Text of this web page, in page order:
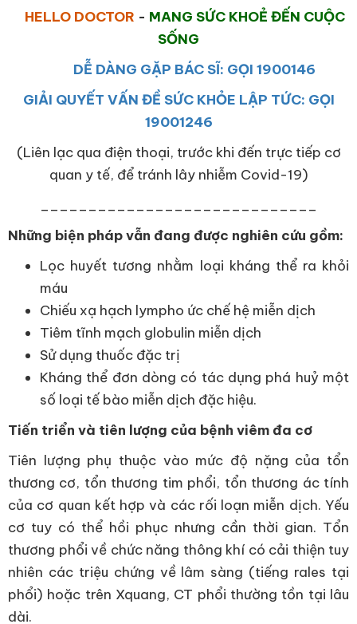
HELLO DOCTOR - MANG SỨC KHOẺ ĐẾN CUỘC
SỐNG
DỄ DÀNG GẶP BÁC SĨ: GỌI 1900146
GIẢI QUYẾT VẤN ĐỀ SỨC KHỎE LẬP TỨC: GỌI
19001246
(Liên lạc qua điện thoại, trước khi đến trực tiếp cơ
quan y tế, để tránh lây nhiễm Covid-19)
Những biện pháp vẫn đang được nghiên cứu gồm:
Lọc huyết tương nhằm loại kháng thể ra khỏi
máu
Chiếu xạ hạch lympho ức chế hệ miễn dịch
Tiêm tĩnh mạch globulin miễn dịch
Sử dụng thuốc đặc trị
Kháng thể đơn dòng có tác dụng phá huỷ một
số loại tế bào miễn dịch đặc hiệu.
Tiến triển và tiên lượng của bệnh viêm đa cơ
Tiên lượng phụ thuộc vào mức độ nặng của tổn
thương cơ, tổn thương tim phổi, tổn thương ác tính
của cơ quan kết hợp và các rối loạn miễn dịch. Yếu
cơ tuy có thể hồi phục nhưng cần thời gian. Tổn
thương phổi về chức năng thông khí có cải thiện tuy
nhiên các triệu chứng về lâm sàng (tiếng rales tại
phổi) hoặc trên Xquang, CT phổi thường tồn tại lâu
dài.